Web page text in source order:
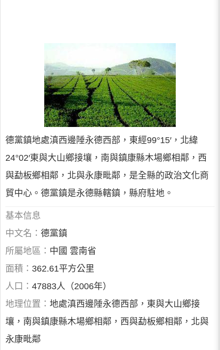
德黨鎮地處滇西邊陲永德西部，東經99°15′，北緯
24°02′東與大山鄉接壤，南與鎮康縣木場鄉相鄰，西
與勐板鄉相鄰，北與永康毗鄰，是全縣的政治文化商
貿中心。德黨鎮是永德縣轄鎮，縣府駐地。
基本信息
中文名： 德黨鎮
所屬地區： 中國 雲南省
面積： 362.61平方公里
人口： 47883人（2006年）
地理位置： 地處滇西邊陲永德西部，東與大山鄉接
壤，南與鎮康縣木場鄉相鄰，西與勐板鄉相鄰，北與
永康毗鄰